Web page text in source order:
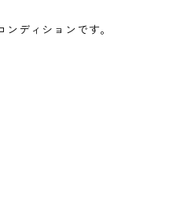
ディションです。